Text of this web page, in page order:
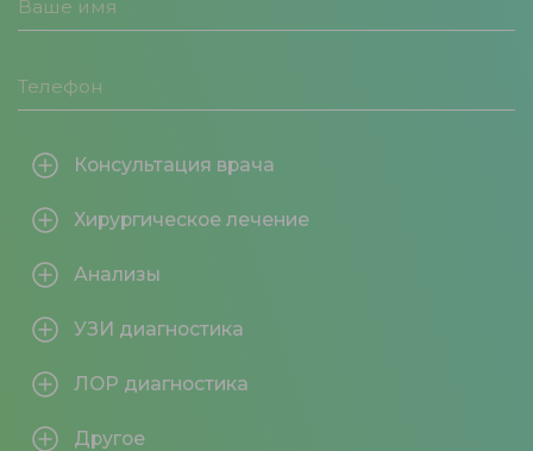
Консультация врача
Хирургическое лечение
Анализы
УЗИ диагностика
ЛОР диагностика
Другое